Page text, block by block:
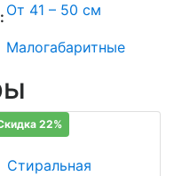
От 41 – 50 см
Малогабаритные
22%
Стиральная